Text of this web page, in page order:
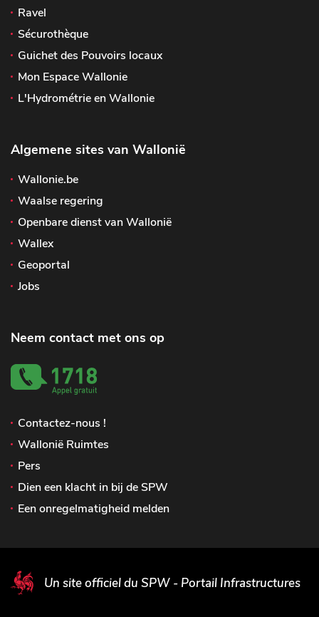
Ravel
Sécurothèque
Guichet des Pouvoirs locaux
Mon Espace Wallonie
L'Hydrométrie en Wallonie
Algemene sites van Wallonië
Wallonie.be
Waalse regering
Openbare dienst van Wallonië
Wallex
Geoportal
Jobs
Neem contact met ons op
Contactez-nous !
Wallonië Ruimtes
Pers
Dien een klacht in bij de SPW
Een onregelmatigheid melden
Un site officiel du SPW - Portail Infrastructures